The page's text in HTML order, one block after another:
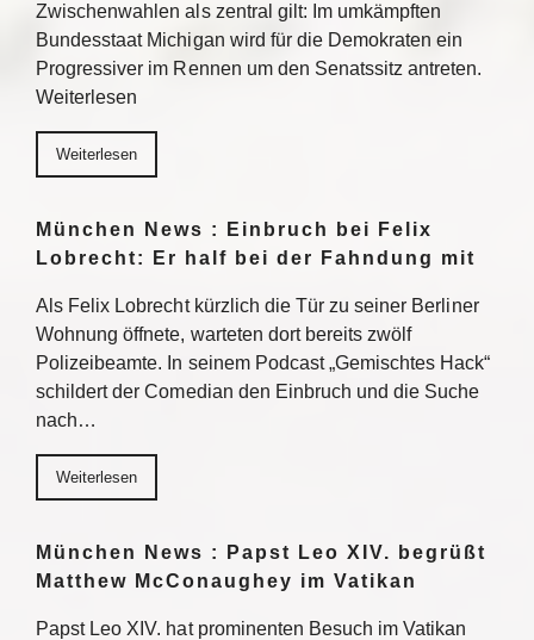
Zwischenwahlen als zentral gilt: Im umkämpften
Bundesstaat Michigan wird für die Demokraten ein
Progressiver im Rennen um den Senatssitz antreten.
Weiterlesen
Weiterlesen
München News : Einbruch bei Felix
Lobrecht: Er half bei der Fahndung mit
Als Felix Lobrecht kürzlich die Tür zu seiner Berliner
Wohnung öffnete, warteten dort bereits zwölf
Polizeibeamte. In seinem Podcast „Gemischtes Hack“
schildert der Comedian den Einbruch und die Suche
nach…
Weiterlesen
München News : Papst Leo XIV. begrüßt
Matthew McConaughey im Vatikan
Papst Leo XIV. hat prominenten Besuch im Vatikan